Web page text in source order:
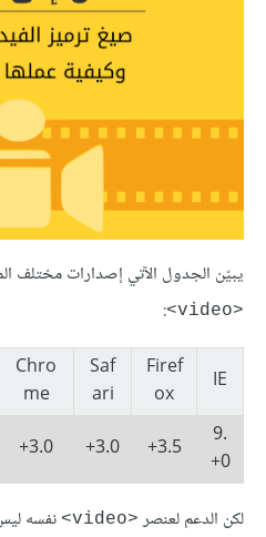
يبيّن الجدول الآتي إصدارات مختلف
<video>
:
IE
Firef
ox
Saf
ari
Chro
me
9.
0+
3.5+
3.0+
3.0+
لكن الدعم لعنصر <video>
نفسه